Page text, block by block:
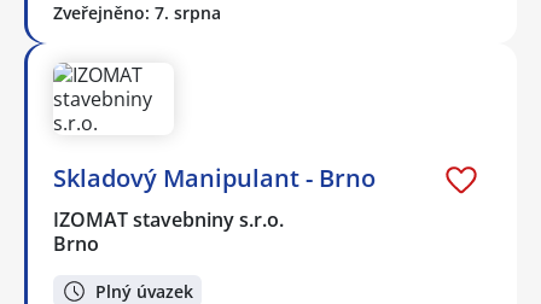
Zveřejněno: 7. srpna
Skladový Manipulant - Brno
IZOMAT stavebniny s.r.o.
Brno
Plný úvazek